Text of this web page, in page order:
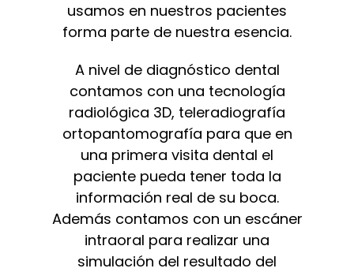
usamos en nuestros pacientes
forma parte de nuestra esencia.
A nivel de diagnóstico dental
contamos con una tecnología
radiológica 3D, teleradiografía
ortopantomografía para que en
una primera visita dental el
paciente pueda tener toda la
información real de su boca.
Además contamos con un escáner
intraoral para realizar una
simulación del resultado del